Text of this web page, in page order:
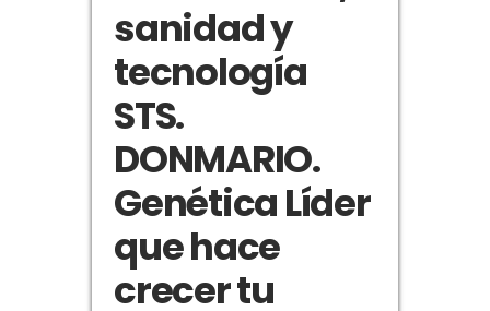
sanidad y
tecnología
STS.
DONMARIO.
Genética Líder
que hace
crecer tu